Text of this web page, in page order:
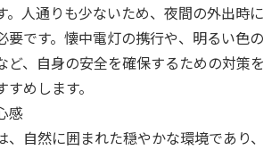
。人通りも少ないため、夜間の外出時に
要です。懐中電灯の携行や、明るい色の
ど、自身の安全を確保するための対策を
めします。
感
、自然に囲まれた穏やかな環境であり、